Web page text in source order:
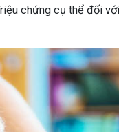
chứng cụ thể đối